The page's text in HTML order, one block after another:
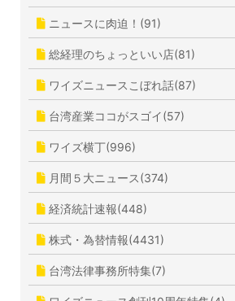
ニュースに肉迫！(91)
総経理のちょっといい店(81)
ワイズニュースこぼれ話(87)
台湾産業ココがスゴイ(57)
ワイズ横丁(996)
月間５大ニュース(374)
経済統計速報(448)
株式・為替情報(4431)
台湾法律事務所特集(7)